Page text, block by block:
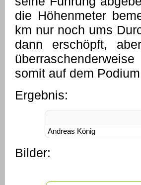
die Höhenmeter
km nur noch ums
dann erschöpft,
somit auf dem
Ergebnis:
Andreas König
Bilder: